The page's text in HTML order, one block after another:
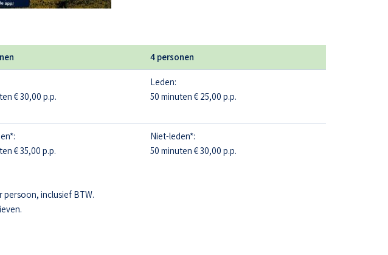
4 personen
€ 30,00 p.p.
Leden:
50 minuten € 25,00 p.p.
€ 35,00 p.p.
Niet-leden*:
50 minuten € 30,00 p.p.
inclusief BTW.